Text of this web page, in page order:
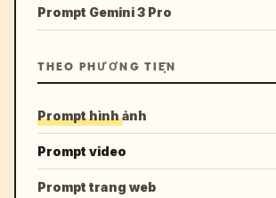
Prompt Gemini 3 Pro
THEO PHƯƠNG TIỆN
Prompt hình ảnh
Prompt video
Prompt trang web